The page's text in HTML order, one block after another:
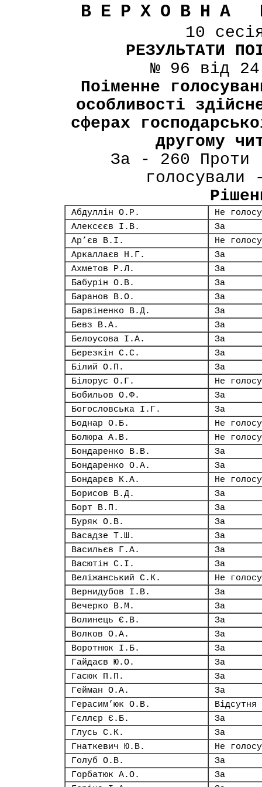
ВЕРХОВНА
10
РЕЗУЛЬТАТИ
№ 96 від
Поіменне
особливості
сферах
другому
За - 260 Проти
Абдуллін О.Р.
Не
Алексєєв І.В.
За
Ар’єв В.І.
Не
Аркаллаєв Н.Г.
За
Ахметов Р.Л.
За
Бабурін О.В.
За
Баранов В.О.
За
Барвіненко В.Д.
За
Бевз В.А.
За
Белоусова І.А.
За
Березкін С.С.
За
Білий О.П.
За
Білорус О.Г.
Не
Бобильов О.Ф.
За
Богословська І.Г.
За
Боднар О.Б.
Не
Болюра А.В.
Не
Бондаренко В.В.
За
Бондаренко О.А.
За
Бондарєв К.А.
Не
Борисов В.Д.
За
Борт В.П.
За
Буряк О.В.
За
Васадзе Т.Ш.
За
Васильєв Г.А.
За
Васютін С.І.
За
Веліжанський С.К.
Не
Вернидубов І.В.
За
Вечерко В.М.
За
Волинець Є.В.
За
Волков О.А.
За
Воротнюк І.Б.
За
Гайдаєв Ю.О.
За
Гасюк П.П.
За
Гейман О.А.
За
Герасим’юк О.В.
Відсутня
Гєллєр Є.Б.
За
Глусь С.К.
За
Гнаткевич Ю.В.
Не
Голуб О.В.
За
Горбатюк А.О.
За